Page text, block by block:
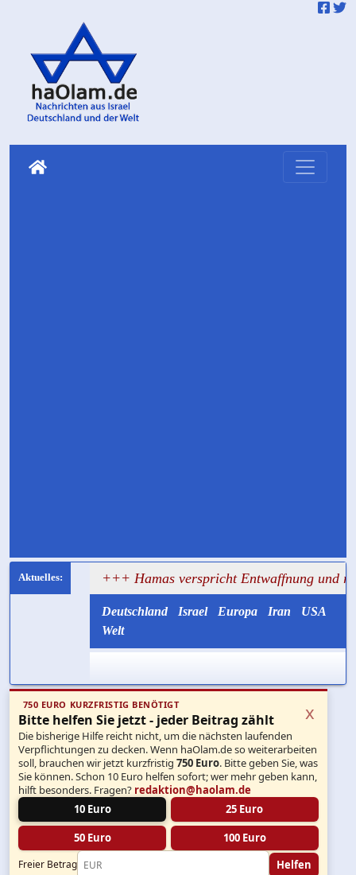
+++ Hamas verspricht Entwaffnung und ruft
Deutschland Israel Europa Iran
USA
Welt
750 EURO KURZFRISTIG BENÖTIGT
Bitte helfen Sie jetzt - jeder Beitrag zählt
Die bisherige Hilfe reicht nicht, um die nächsten laufenden
Verpflichtungen zu decken. Wenn haOlam.de so weiterarbeiten
soll, brauchen wir jetzt kurzfristig750 Euro. Bitte geben Sie, was
Sie können. Schon 10 Euro helfen sofort; wer mehr geben kann,
hilft besonders. Fragen? redaktion@haolam.de
10 Euro
25 Euro
50 Euro 100 Euro
Freier Betrag Helfen
x